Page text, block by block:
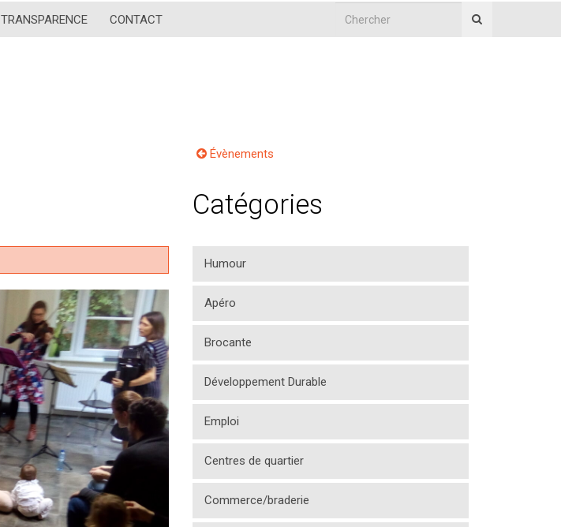
TRANSPARENCE CONTACT
Évènements
Catégories
Humour
Apéro
Brocante
Développement Durable
Emploi
Centres de quartier
Commerce/braderie